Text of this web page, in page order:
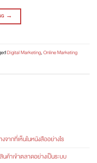
→
Digital Marketing,Online Marketing
จากที่เห็นในหนังสืออย่างไร
ค้าเข้าตลาดอย่างเป็นระบบ